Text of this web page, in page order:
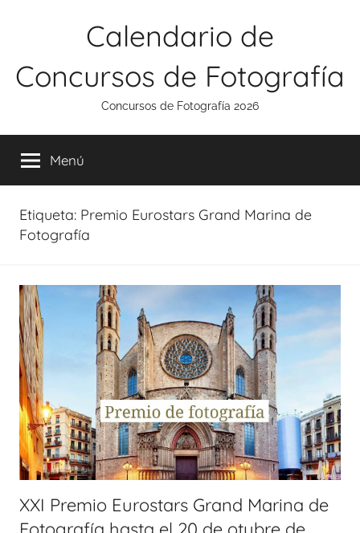
Calendario de
Concursos de Fotografía
Concursos de Fotografía 2026
Menú
Etiqueta: Premio Eurostars Grand Marina de
Fotografía
XXI Premio Eurostars Grand Marina de